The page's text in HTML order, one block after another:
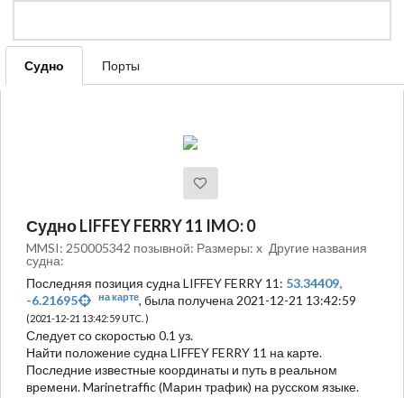
Судно Порты
Судно LIFFEY FERRY 11 IMO: 0
MMSI: 250005342 позывной: Размеры: x Другие названия
судна:
Последняя позиция судна LIFFEY FERRY 11: 53.34409,
-6.21695
на карте, была получена 2021-12-21 13:42:59
(2021-12-21 13:42:59 UTC. )
Следует со скоростью 0.1 уз.
Найти положение судна LIFFEY FERRY 11 на карте.
Последние известные координаты и путь в реальном
времени. Marinetraffic (Марин трафик) на русском языке.